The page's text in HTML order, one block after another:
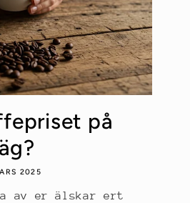
på
2025
av er älskar ert